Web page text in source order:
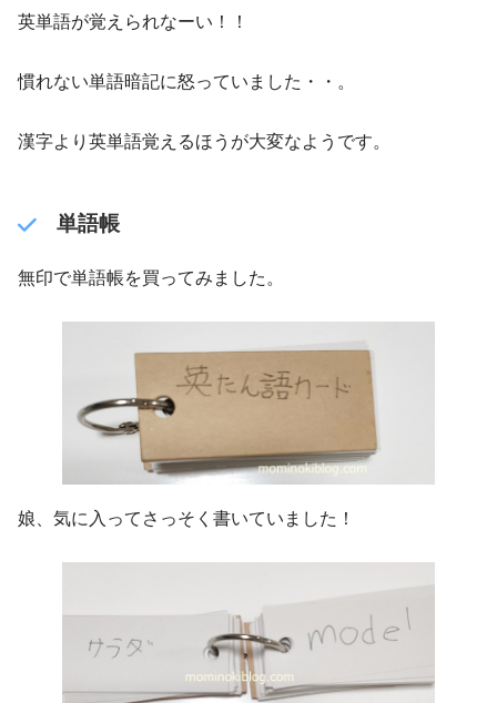
英単語が覚えられなーい！！
慣れない単語暗記に怒っていました・・。
漢字より英単語覚えるほうが大変なようです。
単語帳
無印で単語帳を買ってみました。
娘、気に入ってさっそく書いていました！